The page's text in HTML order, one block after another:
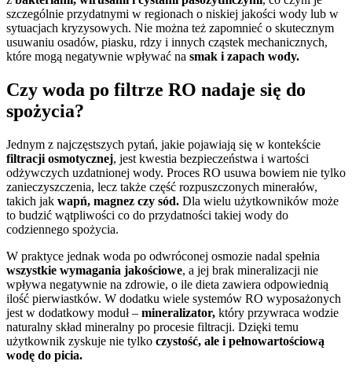
szczególnie przydatnymi w regionach o niskiej jakości wody lub w
sytuacjach kryzysowych. Nie można też zapomnieć o skutecznym
usuwaniu osadów, piasku, rdzy i innych cząstek mechanicznych,
które mogą negatywnie wpływać na smak i zapach wody.
Czy woda po filtrze RO nadaje się do
spożycia?
Jednym z najczęstszych pytań, jakie pojawiają się w kontekście
filtracji osmotycznej, jest kwestia bezpieczeństwa i wartości
odżywczych uzdatnionej wody. Proces RO usuwa bowiem nie tylko
zanieczyszczenia, lecz także część rozpuszczonych minerałów,
takich jak wapń, magnez czy sód. Dla wielu użytkowników może
to budzić wątpliwości co do przydatności takiej wody do
codziennego spożycia.
W praktyce jednak woda po odwróconej osmozie nadal spełnia
wszystkie wymagania jakościowe, a jej brak mineralizacji nie
wpływa negatywnie na zdrowie, o ile dieta zawiera odpowiednią
ilość pierwiastków. W dodatku wiele systemów RO wyposażonych
jest w dodatkowy moduł – mineralizator, który przywraca wodzie
naturalny skład mineralny po procesie filtracji. Dzięki temu
użytkownik zyskuje nie tylko czystość, ale i pełnowartościową
wodę do picia.